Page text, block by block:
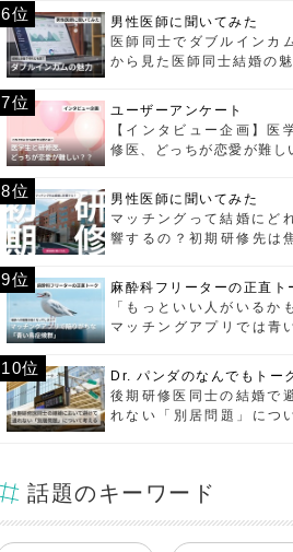
男性医師に聞いてみた
医師同士でダブルインカ
から見た医師同士結婚の
6位
ユーザーアンケート
【インタビュー企画】医
修医、どっちが恋愛が難し
7位
男性医師に聞いてみた
マッチングって結婚にど
響するの？初期研修先は
8位
麻酔科フリーターの正直ト
「もっといい人がいるか
マッチングアプリでは青
9位
Dr. パンダのなんでもトー
後期研修医同士の結婚で
れない「別居問題」につ
10位
話題のキーワード